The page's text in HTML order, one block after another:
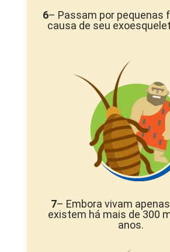
6– Passam por pequenas
causa de seu
7– Embora vivam
existem há mais de 300
anos.